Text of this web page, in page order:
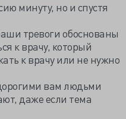
минуту, но и спустя
тревоги обоснованы
к врачу, который
к врачу или не нужно
вам людьми
даже если тема